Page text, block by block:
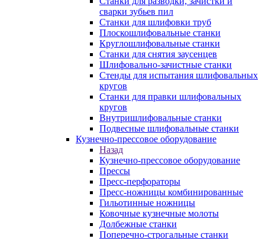
сварки зубьев пил
Станки для шлифовки труб
Плоскошлифовальные станки
Круглошлифовальные станки
Станки для снятия заусенцев
Шлифовально-зачистные станки
Стенды для испытания шлифовальных
кругов
Станки для правки шлифовальных
кругов
Внутришлифовальные станки
Подвесные шлифовальные станки
Кузнечно-прессовое оборудование
Назад
Кузнечно-прессовое оборудование
Прессы
Пресс-перфораторы
Пресс-ножницы комбинированные
Гильотинные ножницы
Ковочные кузнечные молоты
Долбежные станки
Поперечно-строгальные станки